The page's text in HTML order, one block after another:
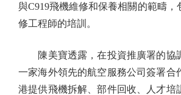
與C919飛機維修和保養相關的範疇，
修工程師的培訓。
陳美寶透露，在投資推廣署的協
一家海外領先的航空服務公司簽署合
港提供飛機拆解、部件回收、人才培